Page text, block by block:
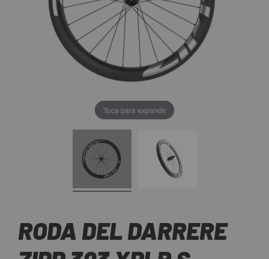
Toca para expandir
RODA DEL DARRERE